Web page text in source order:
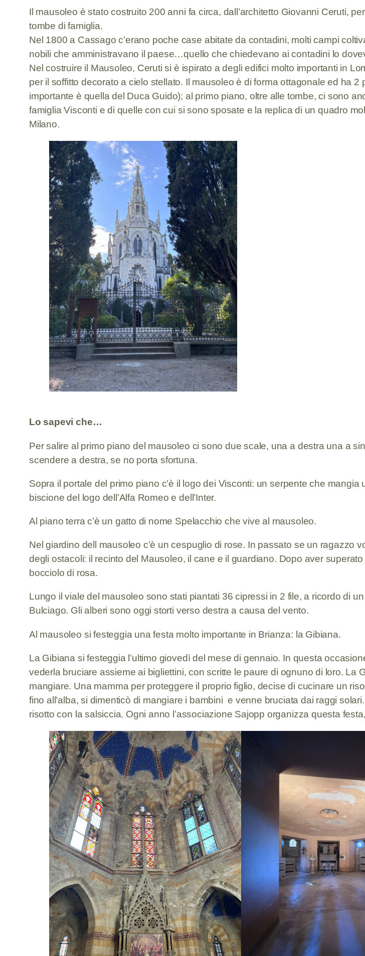
Il mausoleo è stato costruito 200 anni fa circa, dall’architetto Giovanni Ceruti,
tombe di famiglia.
Nel 1800 a Cassago c’erano poche case abitate da contadini, molti campi
nobili che amministravano il paese…quello che chiedevano ai contadini lo
Nel costruire il Mausoleo, Ceruti si è ispirato a degli edifici molto importanti in
per il soffitto decorato a cielo stellato. Il mausoleo è di forma ottagonale ed ha
importante è quella del Duca Guido); al primo piano, oltre alle tombe, ci sono
famiglia Visconti e di quelle con cui si sono sposate e la replica di un quadro
Milano.
Lo sapevi che…
Per salire al primo piano del mausoleo ci sono due scale, una a destra una a
scendere a destra, se no porta sfortuna.
Sopra il portale del primo piano c’è il logo dei Visconti: un serpente che
biscione del logo dell’Alfa Romeo e dell’Inter.
Al piano terra c’è un gatto di nome Spelacchio che vive al mausoleo.
Nel giardino dell mausoleo c’è un cespuglio di rose. In passato se un ragazzo
degli ostacoli: il recinto del Mausoleo, il cane e il guardiano. Dopo aver
bocciolo di rosa.
Lungo il viale del mausoleo sono stati piantati 36 cipressi in 2 file, a ricordo di
Bulciago. Gli alberi sono oggi storti verso destra a causa del vento.
Al mausoleo si festeggia una festa molto importante in Brianza: la Gibiana.
La Gibiana si festeggia l’ultimo giovedì del mese di gennaio. In questa
vederla bruciare assieme ai bigliettini, con scritte le paure di ognuno di loro.
mangiare. Una mamma per proteggere il proprio figlio, decise di cucinare un
fino all’alba, si dimenticò di mangiare i bambini e venne bruciata dai raggi
risotto con la salsiccia. Ogni anno l’associazione Sajopp organizza questa